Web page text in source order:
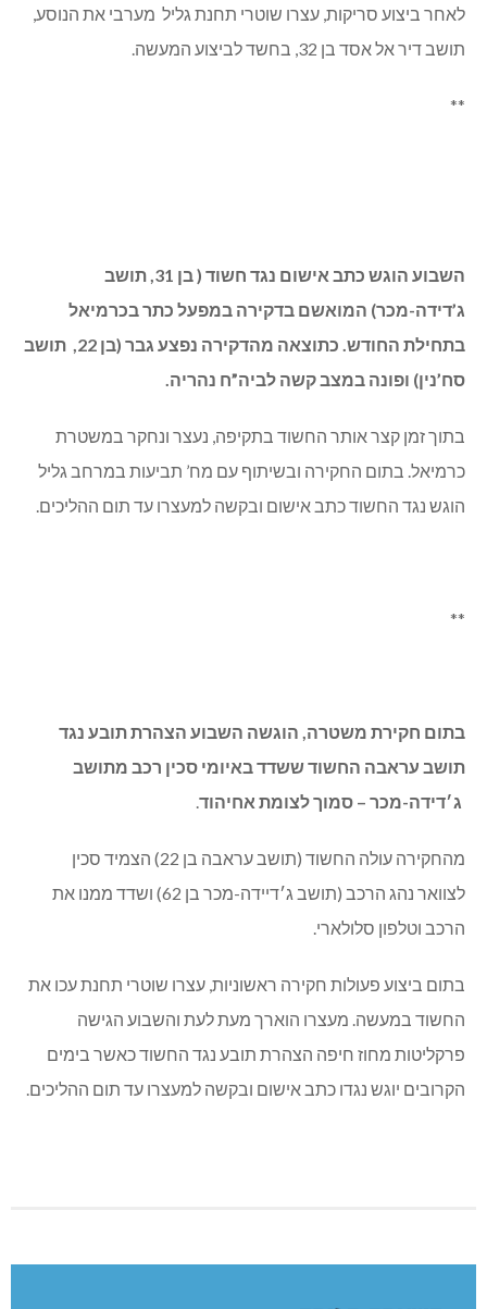
לאחר ביצוע סריקות, עצרו שוטרי תחנת גליל מערבי את הנוסע,
תושב דיר אל אסד בן 32, בחשד לביצוע המעשה.
**
השבוע הוגש כתב אישום נגד חשוד ( בן 31, תושב
ג’דידה-מכר) המואשם בדקירה במפעל כתר בכרמיאל
בתחילת החודש. כתוצאה מהדקירה נפצע גבר (בן 22, תושב
סח’נין) ופונה במצב קשה לביה”ח נהריה.
בתוך זמן קצר אותר החשוד בתקיפה, נעצר ונחקר במשטרת
כרמיאל. בתום החקירה ובשיתוף עם מח’ תביעות במרחב גליל
הוגש נגד החשוד כתב אישום ובקשה למעצרו עד תום ההליכים.
**
בתום חקירת משטרה, הוגשה השבוע הצהרת תובע נגד
תושב עראבה החשוד ששדד באיומי סכין רכב מתושב
ג׳דידה-מכר – סמוך לצומת אחיהוד
מהחקירה עולה החשוד (תושב עראבה בן 22) הצמיד סכין
לצוואר נהג הרכב (תושב ג׳דיידה-מכר בן 62) ושדד ממנו את
הרכב וטלפון סלולארי.
בתום ביצוע פעולות חקירה ראשוניות, עצרו שוטרי תחנת עכו את
החשוד במעשה. מעצרו הוארך מעת לעת והשבוע הגישה
פרקליטות מחוז חיפה הצהרת תובע נגד החשוד כאשר בימים
הקרובים יוגש נגדו כתב אישום ובקשה למעצרו עד תום ההליכים.